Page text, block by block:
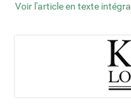
Voir l'article en texte intégral